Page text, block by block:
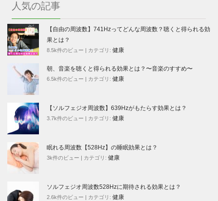
人気の記事
【自由の周波数】741Hzってどんな周波数？聴くと得られる効
果とは？
8.5k件のビュー | カテゴリ: 健康
朝、音楽を聴くと得られる効果とは？〜音楽のすすめ〜
6.5k件のビュー | カテゴリ: 健康
【ソルフェジオ周波数】639Hzがもたらす効果とは？
3.7k件のビュー | カテゴリ: 健康
眠れる周波数【528Hz】の睡眠効果とは？
3k件のビュー | カテゴリ: 健康
ソルフェジオ周波数528Hzに期待される効果とは？
2.6k件のビュー | カテゴリ: 健康